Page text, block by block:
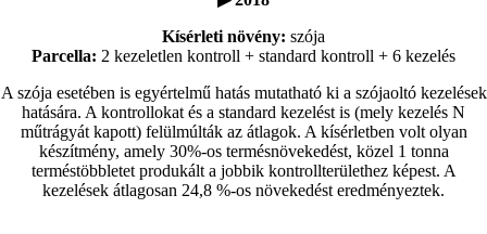
Kísérleti növény: szója
Parcella: 2 kezeletlen kontroll + standard kontroll + 6 kezelés
A szója esetében is egyértelmű hatás mutatható ki a szójaoltó kezelések
hatására. A kontrollokat és a standard kezelést is (mely kezelés N
műtrágyát kapott) felülmúlták az átlagok. A kísérletben volt olyan
készítmény, amely 30%-os termésnövekedést, közel 1 tonna
terméstöbbletet produkált a jobbik kontrollterülethez képest. A
kezelések átlagosan 24,8 %-os növekedést eredményeztek.